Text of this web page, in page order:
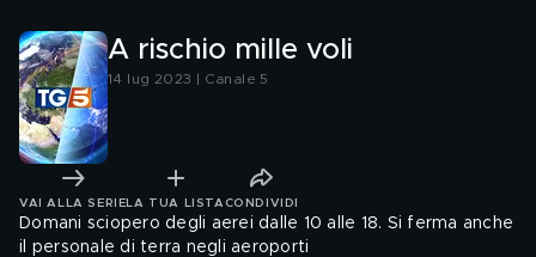
A rischio mille voli
14 lug 2023 | Canale 5
VAI ALLA SERIE LA TUA LISTA CONDIVIDI
Domani sciopero degli aerei dalle 10 alle 18. Si ferma anche
il personale di terra negli aeroporti